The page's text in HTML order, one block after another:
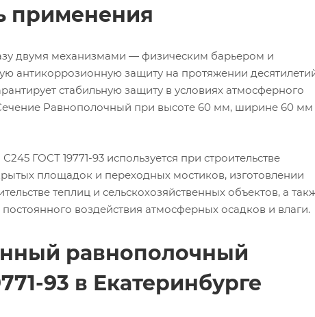
применения
двумя механизмами — физическим барьером и
антикоррозионную защиту на протяжении
стабильную защиту в условиях атмосферного
Равнополочный при высоте 60 мм, ширине 60 мм
ГОСТ 19771-93 используется при строительстве
площадок и переходных мостиков, изготовлении
теплиц и сельскохозяйственных объектов, а
постоянного воздействия атмосферных осадков и влаги.
равнополочный
93 в Екатеринбурге